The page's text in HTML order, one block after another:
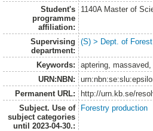
Student's
programme
affiliation:
1140A Master of
Supervising
department:
(S) > Dept. of
Keywords:
aptering,
URN:NBN:
Permanent URL:
http://urn.kb.se/
Subject. Use of
subject categories
until 2023-04-30.:
Forestry production